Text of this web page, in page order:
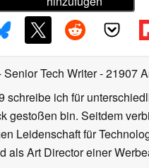
Senior Tech Writer- 21907
schreibe ich für
gestoßen bin. Seitdem
Leidenschaft für
als Art Director einer